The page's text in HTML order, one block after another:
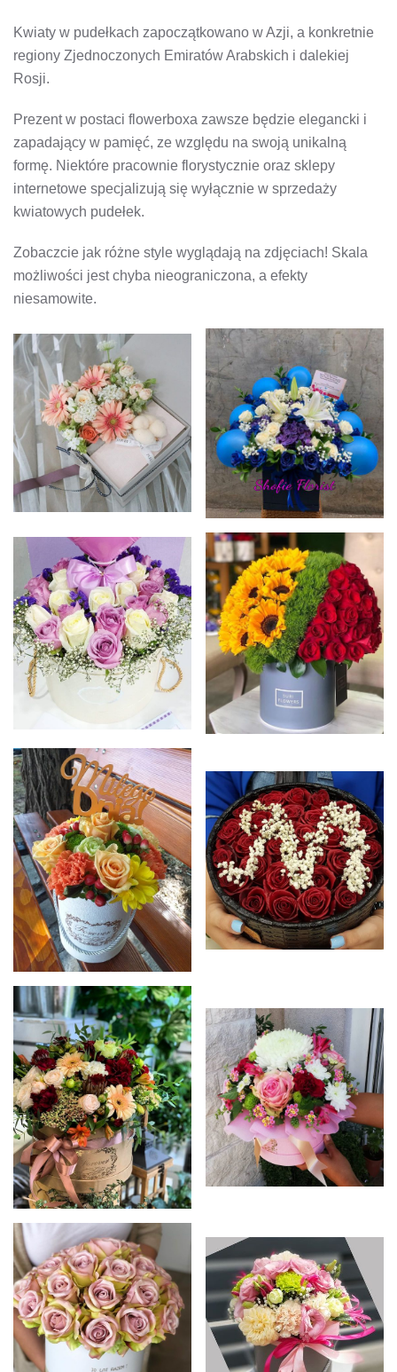
Kwiaty w pudełkach zapoczątkowano w Azji, a konkretnie
regiony Zjednoczonych Emiratów Arabskich i dalekiej
Rosji.
Prezent w postaci flowerboxa zawsze będzie elegancki i
zapadający w pamięć, ze względu na swoją unikalną
formę. Niektóre pracownie florystycznie oraz sklepy
internetowe specjalizują się wyłącznie w sprzedaży
kwiatowych pudełek.
Zobaczcie jak różne style wyglądają na zdjęciach! Skala
możliwości jest chyba nieograniczona, a efekty
niesamowite.